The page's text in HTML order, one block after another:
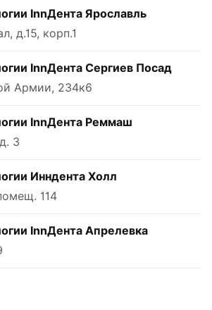
InnДента Ярославль
д.15, корп.1
InnДента Сергиев Посад
Армии, 234к6
InnДента Реммаш
3
Инндента Холл
114
InnДента Апрелевка